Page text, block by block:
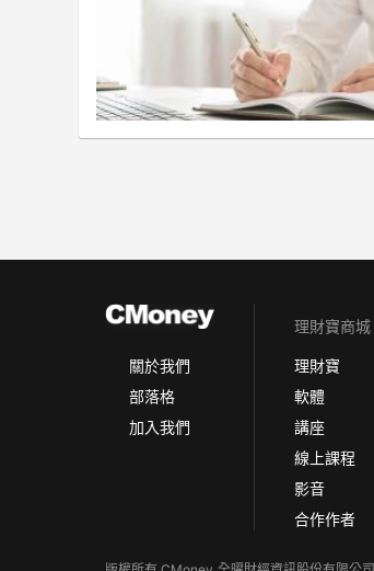
關於我們
部落格
加入我們
理財寶商城
理財寶
軟體
講座
線上課程
影音
合作作者